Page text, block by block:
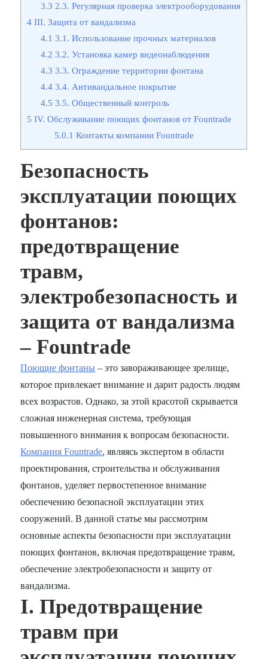
3.3 2.3. Регулярная проверка электрооборудования
4 III. Защита от вандализма
4.1 3.1. Использование прочных материалов
4.2 3.2. Установка камер видеонаблюдения
4.3 3.3. Ограждение территории фонтана
4.4 3.4. Антивандальное покрытие
4.5 3.5. Общественный контроль
5 IV. Обслуживание поющих фонтанов от Fountrade
5.0.1 Контакты компании Fountrade
Безопасность
эксплуатации поющих
фонтанов:
предотвращение
травм,
электробезопасность и
защита от вандализма
– Fountrade
Поющие фонтаны – это завораживающее зрелище,
которое привлекает внимание и дарит радость людям
всех возрастов. Однако, за этой красотой скрывается
сложная инженерная система, требующая
повышенного внимания к вопросам безопасности.
Компания Fountrade, являясь экспертом в области
проектирования, строительства и обслуживания
фонтанов, уделяет первостепенное внимание
обеспечению безопасной эксплуатации этих
сооружений. В данной статье мы рассмотрим
основные аспекты безопасности при эксплуатации
поющих фонтанов, включая предотвращение травм,
обеспечение электробезопасности и защиту от
вандализма.
I. Предотвращение
травм при